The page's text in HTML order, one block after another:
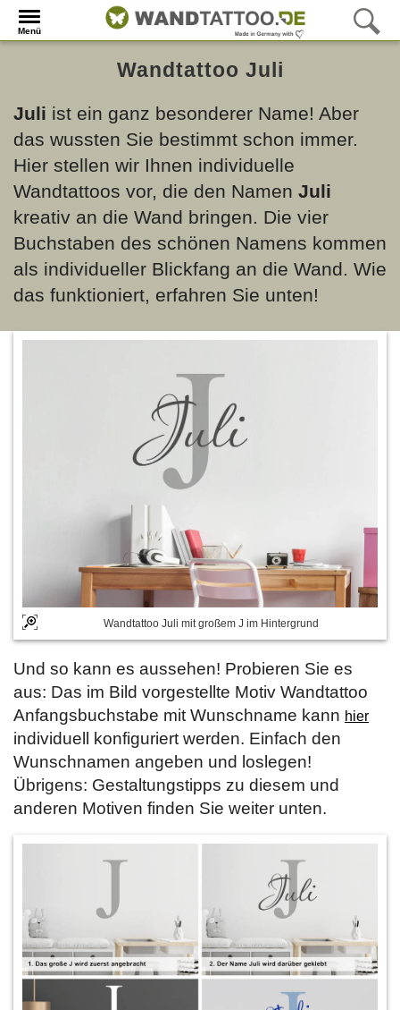
Menü
Wandtattoo Juli
Juli ist ein ganz besonderer Name! Aber
das wussten Sie bestimmt schon immer.
Hier stellen wir Ihnen individuelle
Wandtattoos vor, die den Namen Juli
kreativ an die Wand bringen. Die vier
Buchstaben des schönen Namens kommen
als individueller Blickfang an die Wand. Wie
das funktioniert, erfahren Sie unten!
Wandtattoo Juli mit großem J im Hintergrund
Und so kann es aussehen! Probieren Sie es
aus: Das im Bild vorgestellte Motiv Wandtattoo
Anfangsbuchstabe mit Wunschname kann hier
individuell konfiguriert werden. Einfach den
Wunschnamen angeben und loslegen!
Übrigens: Gestaltungstipps zu diesem und
anderen Motiven finden Sie weiter unten.